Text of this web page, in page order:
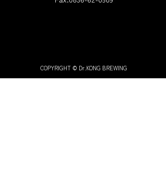
COPYRIGHT © Dr.KONG BREWING